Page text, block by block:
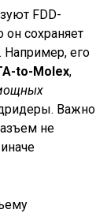
FDD-
сохраняет
Например, его
to-Molex,
Важно
не